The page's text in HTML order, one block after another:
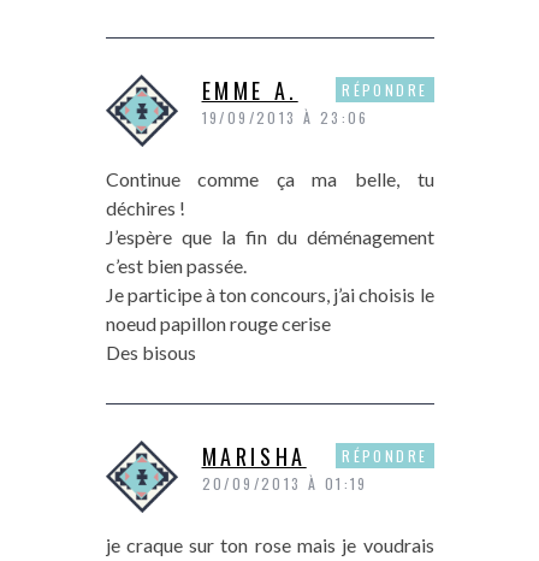
EMME A.
19/09/2013 À 23:06
Continue comme ça ma belle, tu
déchires !
J’espère que la fin du déménagement
c’est bien passée.
Je participe à ton concours, j’ai choisis le
noeud papillon rouge cerise
Des bisous
RÉPONDRE
MARISHA
20/09/2013 À 01:19
je craque sur ton rose mais je voudrais
RÉPONDRE